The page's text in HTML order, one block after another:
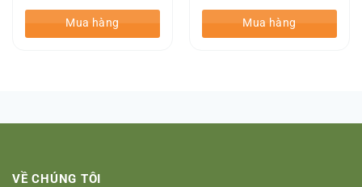
Mua hàng Mua hàng
VỀ CHÚNG TÔI